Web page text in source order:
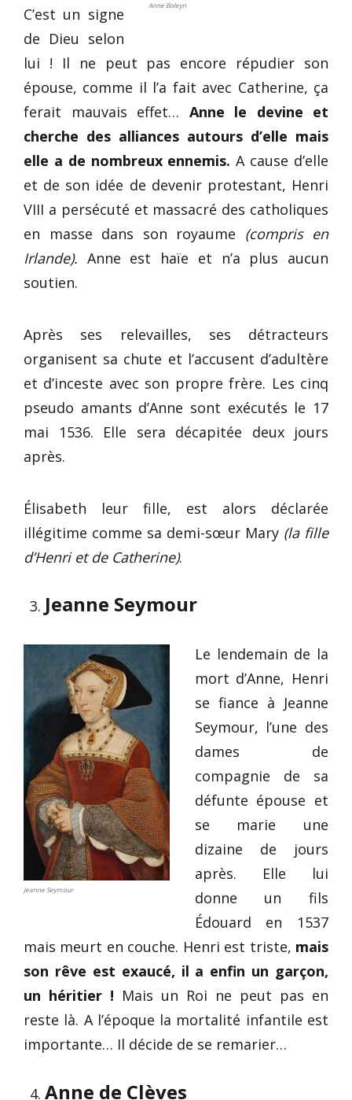
Anne Boleyn
C’est un signe
de Dieu selon
lui ! Il ne peut pas encore répudier son
épouse, comme il l’a fait avec Catherine, ça
ferait mauvais effet… Anne le devine et
cherche des alliances autours d’elle mais
elle a de nombreux ennemis.A cause d’elle
et de son idée de devenir protestant, Henri
VIII a persécuté et massacré des catholiques
en masse dans son royaume (compris en
Irlande). Anne est haïe et n’a plus aucun
soutien.
Après ses relevailles, ses détracteurs
organisent sa chute et l’accusent d’adultère
et d’inceste avec son propre frère. Les cinq
pseudo amants d’Anne sont exécutés le 17
mai 1536. Elle sera décapitée deux jours
après.
Élisabeth leur fille, est alors déclarée
illégitime comme sa demi-sœur Mary (la fille
d’Henri et de Catherine).
Jeanne Seymour
Jeanne Seymour
Le lendemain de la
mort d’Anne, Henri
se fiance à Jeanne
Seymour, l’une des
dames de
compagnie de sa
défunte épouse et
se marie une
dizaine de jours
après. Elle lui
donne un fils
Édouard en 1537
mais meurt en couche. Henri est triste, mais
son rêve est exaucé, il a enfin un garçon,
un héritier ! Mais un Roi ne peut pas en
reste là. A l’époque la mortalité infantile est
importante… Il décide de se remarier…
Anne de Clèves